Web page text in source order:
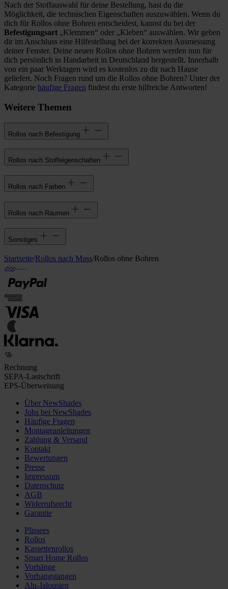
Nach der Stoffauswahl für deine Bestellung, hast du die
Möglichkeit, die technischen Eigenschaften auszuwählen. Wenn du
dich für Rollos ohne Bohren entscheidest, kannst du bei der
Befestigungsart „Klemmen“ oder „Kleben“ auswählen. Wir geben
dir im Anschluss eine Hilfestellung bei der korrekten Ausmessung
deiner Fenster. Deine neuen Rollos ohne Bohren werden nun für
dich persönlich in Handarbeit in Deutschland hergestellt. Innerhalb
von ein paar Werktagen wird es kostenlos zu dir nach Hause
geliefert. Noch Fragen rund um die Rollos ohne Bohren? Unter der
Kategorie häufige Fragen findest du erste hilfreiche Antworten!
Weitere Themen
Rollos nach Befestigung
Rollos nach Stoffeigenschaften
Rollos nach Farben
Rollos nach Räumen
Sonstiges
Startseite/Rollos nach Mass/Rollos ohne Bohren
Rechnung
SEPA-Lastschrift
EPS-Überweisung
Über NewShades
Jobs bei NewShades
Häufige Fragen
Montageanleitungen
Zahlung & Versand
Kontakt
Bewertungen
Presse
Impressum
Datenschutz
AGB
Widerrufsrecht
Garantie
Plissees
Rollos
Kassettenrollos
Smart Home Rollos
Vorhänge
Vorhangstangen
Alu-Jalousien